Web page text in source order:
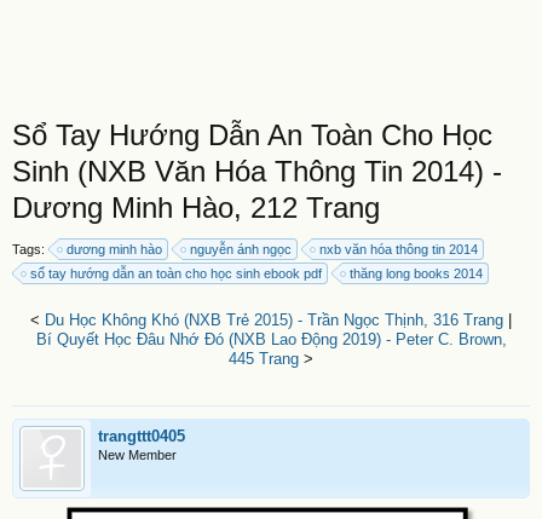
Sổ Tay Hướng Dẫn An Toàn Cho Học
Sinh (NXB Văn Hóa Thông Tin 2014) -
Dương Minh Hào, 212 Trang
Tags: dương minh hào nguyễn ánh ngọc
nxb văn hóa thông tin 2014
sổ tay hướng dẫn an toàn cho học sinh ebook pdf
thăng long books 2014
< Du Học Không Khó (NXB Trẻ 2015) - Trần Ngọc Thịnh, 316 Trang
Bí Quyết Học Đâu Nhớ Đó (NXB Lao Động 2019) - Peter C. Brown,
445 Trang >
trangttt0405
New Member